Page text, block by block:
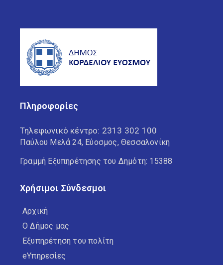
Πληροφορίες
Τηλεφωνικό κέντρο: 2313 302 100
Παύλου Μελά 24, Εύοσμος, Θεσσαλονίκη
Γραμμή Εξυπηρέτησης του Δημότη: 15388
Χρήσιμοι Σύνδεσμοι
Αρχική
Ο Δήμος μας
Εξυπηρέτηση του πολίτη
eΥπηρεσίες